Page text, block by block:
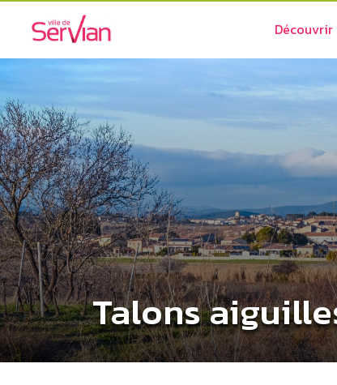
Découvrir
Talons